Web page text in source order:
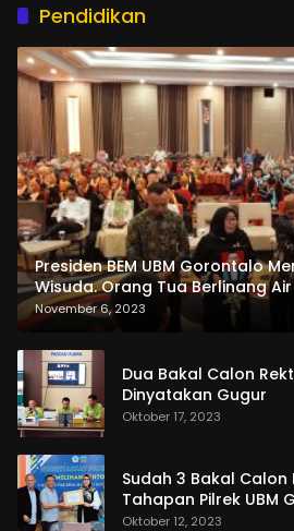
Pendidikan
Presiden BEM UBM Gorontalo
Wisuda. Orang Tua Berlinang
dan Pemasangan Salempang
November 6, 2023
Dua Bakal Calon
Dinyatakan Gugur
Oktober 17, 2023
Sudah 3 Bakal
Tahapan Pilrek UBM
Oktober 12, 2023